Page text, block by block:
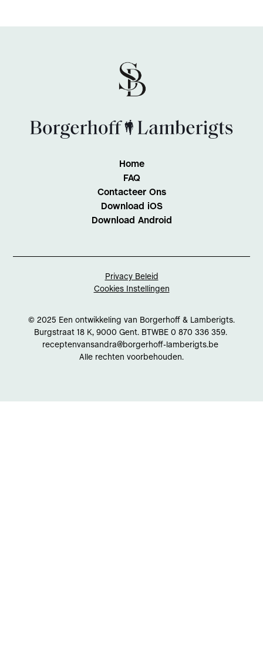
Home
FAQ
Contacteer Ons
Download iOS
Download Android
© 2025 Een ontwikkeling van Borgerhoff & Lamberigts.
Burgstraat 18 K, 9000 Gent. BTWBE 0 870 336 359.
receptenvansandra@borgerhoff-lamberigts.be
Alle rechten voorbehouden.
Privacy Beleid
Cookies Instellingen